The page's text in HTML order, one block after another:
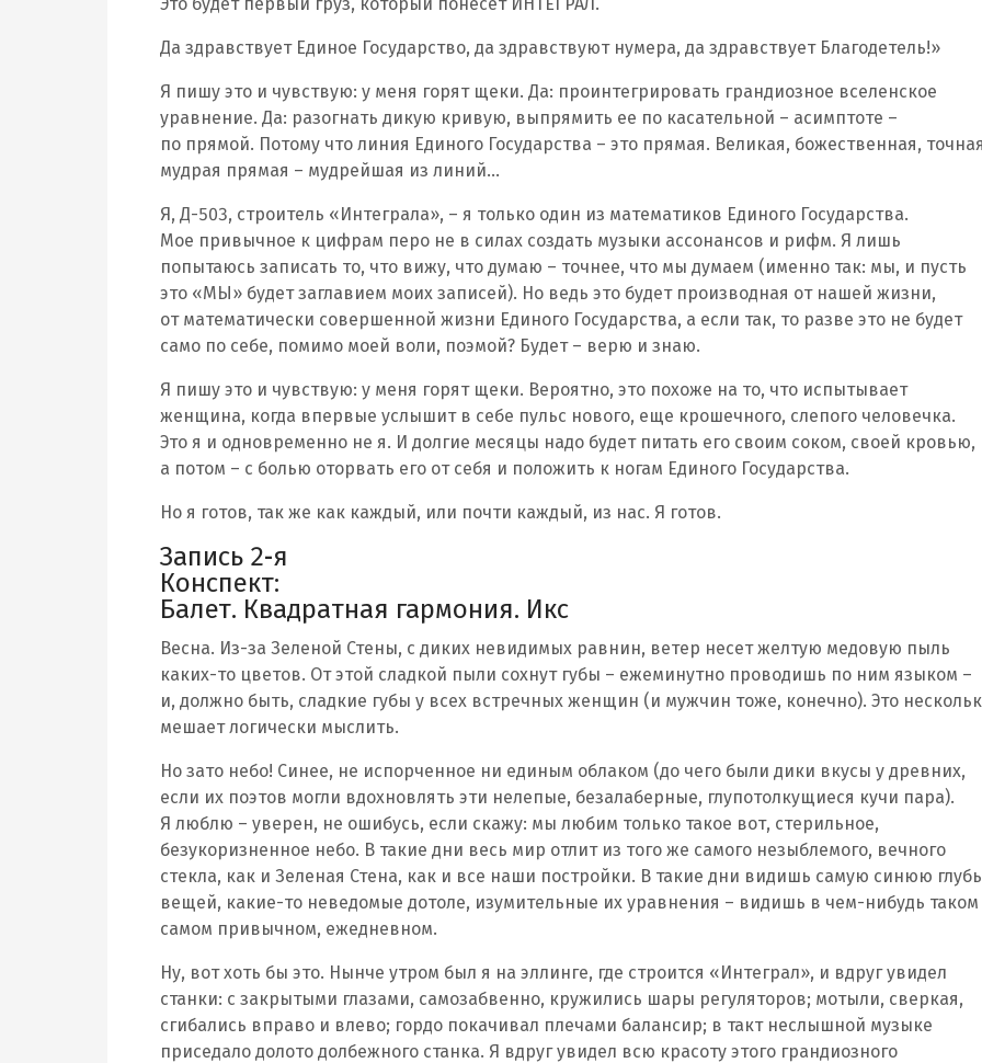
Да здравствует Единое Государство, да здравствуют нумера, да здравствует Благодетель!»
Я пишу это и чувствую: у меня горят щеки. Да: проинтегрировать грандиозное вселенское
уравнение. Да: разогнать дикую кривую, выпрямить ее по касательной – асимптоте –
по прямой. Потому что линия Единого Государства – это прямая. Великая, божественная,
мудрая прямая – мудрейшая из линий…
Я, Д-503, строитель «Интеграла», – я только один из математиков Единого Государства.
Мое привычное к цифрам перо не в силах создать музыки ассонансов и рифм. Я лишь
попытаюсь записать то, что вижу, что думаю – точнее, что мы думаем (именно так: мы, и пусть
это «МЫ» будет заглавием моих записей). Но ведь это будет производная от нашей жизни,
от математически совершенной жизни Единого Государства, а если так, то разве это не будет
само по себе, помимо моей воли, поэмой? Будет – верю и знаю.
Я пишу это и чувствую: у меня горят щеки. Вероятно, это похоже на то, что испытывает
женщина, когда впервые услышит в себе пульс нового, еще крошечного, слепого человечка.
Это я и одновременно не я. И долгие месяцы надо будет питать его своим соком, своей кровью,
а потом – с болью оторвать его от себя и положить к ногам Единого Государства.
Но я готов, так же как каждый, или почти каждый, из нас. Я готов.
Запись 2‑я
Конспект:
Балет. Квадратная гармония. Икс
Весна. Из-за Зеленой Стены, с диких невидимых равнин, ветер несет желтую медовую пыль
каких-то цветов. От этой сладкой пыли сохнут губы – ежеминутно проводишь по ним языком –
и, должно быть, сладкие губы у всех встречных женщин (и мужчин тоже, конечно). Это
мешает логически мыслить.
Но зато небо! Синее, не испорченное ни единым облаком (до чего были дики вкусы у древних,
если их поэтов могли вдохновлять эти нелепые, безалаберные, глупотолкущиеся кучи пара).
Я люблю – уверен, не ошибусь, если скажу: мы любим только такое вот, стерильное,
безукоризненное небо. В такие дни весь мир отлит из того же самого незыблемого, вечного
стекла, как и Зеленая Стена, как и все наши постройки. В такие дни видишь самую синюю глубь
вещей, какие-то неведомые дотоле, изумительные их уравнения – видишь в чем-нибудь таком
самом привычном, ежедневном.
Ну, вот хоть бы это. Нынче утром был я на эллинге, где строится «Интеграл», и вдруг увидел
станки: с закрытыми глазами, самозабвенно, кружились шары регуляторов; мотыли, сверкая,
сгибались вправо и влево; гордо покачивал плечами балансир; в такт неслышной музыке
приседало долото долбежного станка. Я вдруг увидел всю красоту этого грандиозного